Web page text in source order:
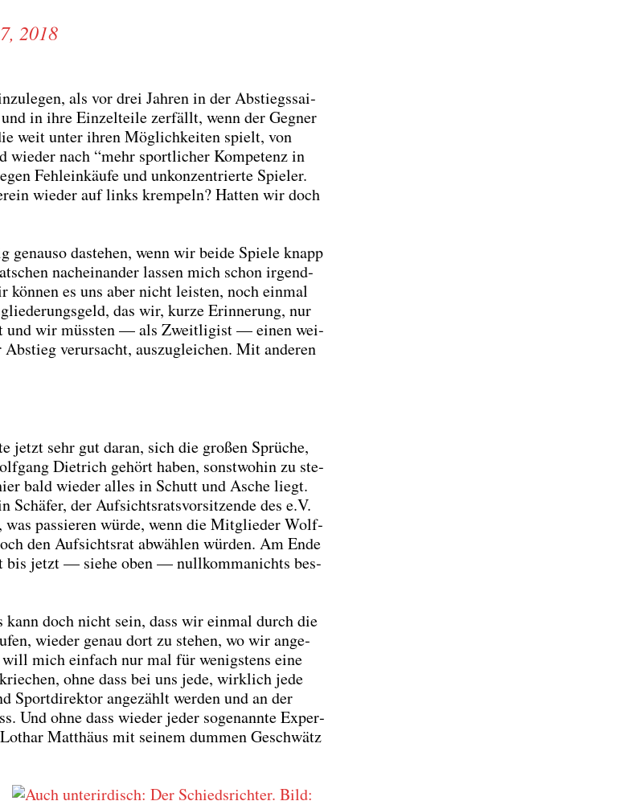
2018
als vor drei Jah­ren in der Abstiegs­sai­
in ihre Ein­zel­tei­le zer­fällt, wenn der Geg­ner
weit unter ihren Mög­lich­kei­ten spielt, von
nach “mehr sport­li­cher Kom­pe­tenz in
Fehl­ein­käu­fe und unkon­zen­trier­te Spie­ler.
wie­der auf links krem­peln? Hat­ten wir doch
daste­hen, wenn wir bei­de Spie­le knapp
nach­ein­an­der las­sen mich schon irgend­
kön­nen es uns aber nicht leis­ten, noch ein­mal
das wir, kur­ze Erin­ne­rung, nur
und wir müss­ten — als Zweit­li­gist — einen wei­
ver­ur­sacht, aus­zu­glei­chen. Mit ande­ren
jetzt sehr gut dar­an, sich die gro­ßen Sprü­che,
Diet­rich gehört haben, sonst­wo­hin zu ste­
bald wie­der alles in Schutt und Asche liegt.
Schä­fer, der Auf­sichts­rats­vor­sit­zen­de des e.V.
pas­sie­ren wür­de, wenn die Mit­glie­der Wolf­
den Auf­sichts­rat abwäh­len wür­den. Am Ende
bis jetzt — sie­he oben — null­kom­ma­nichts bes­
doch nicht sein, dass wir ein­mal durch die
wie­der genau dort zu ste­hen, wo wir ange­
mich ein­fach nur mal für wenigs­tens eine
ohne dass bei uns jede, wirk­lich jede
Sport­di­rek­tor ange­zählt wer­den und an der
Und ohne dass wie­der jeder soge­nann­te Exper­
Mat­thä­us mit sei­nem dum­men Geschwätz